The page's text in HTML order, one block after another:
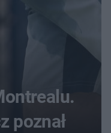
poznał